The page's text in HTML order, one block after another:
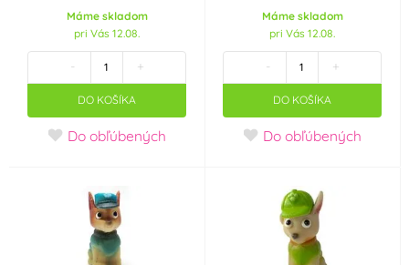
Fagoš Felcman
Flexmetal (0) FMM (0)
FunCakes FUNNYFASHN
GoDan (1) (0)
Máme skladom
pri Vás 12.08.
- +
DO KOŠÍKA
Do obľúbených
Máme skladom
pri Vás 12.08.
- +
DO KOŠÍKA
Do obľúbených